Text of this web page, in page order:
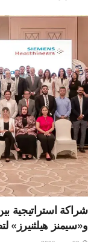
شراكة استراتيجية
و«سيمنز هيلثنيرز»